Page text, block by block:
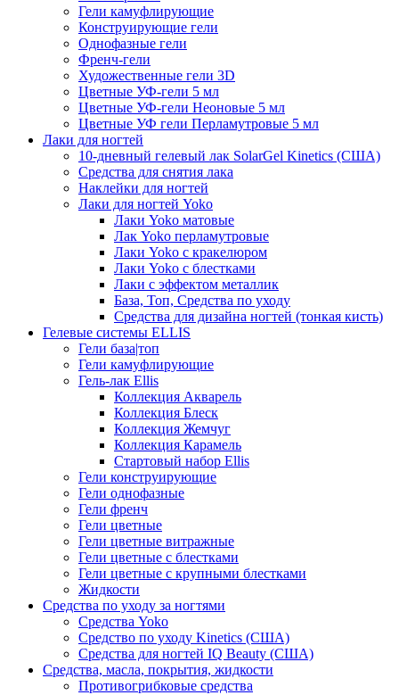
Гели камуфлирующие
Конструирующие гели
Однофазные гели
Френч-гели
Художественные гели 3D
Цветные УФ-гели 5 мл
Цветные УФ-гели Неоновые 5 мл
Цветные УФ гели Перламутровые 5 мл
Лаки для ногтей
10-дневный гелевый лак SolarGel Kinetics (США)
Средства для снятия лака
Наклейки для ногтей
Лаки для ногтей Yoko
Лаки Yoko матовые
Лак Yoko перламутровые
Лаки Yoko с кракелюром
Лаки Yoko с блестками
Лаки с эффектом металлик
База, Топ, Средства по уходу
Средства для дизайна ногтей (тонкая кисть)
Гелевые системы ELLIS
Гели база|топ
Гели камуфлирующие
Гель-лак Ellis
Коллекция Акварель
Коллекция Блеск
Коллекция Жемчуг
Коллекция Карамель
Стартовый набор Ellis
Гели конструирующие
Гели однофазные
Гели френч
Гели цветные
Гели цветные витражные
Гели цветные с блестками
Гели цветные с крупными блестками
Жидкости
Средства по уходу за ногтями
Средства Yoko
Средство по уходу Kinetics (США)
Средства для ногтей IQ Beauty (США)
Средства, масла, покрытия, жидкости
Противогрибковые средства